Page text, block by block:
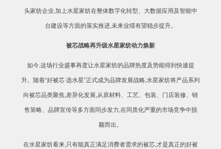
头家纺企业,加上水星家纺在整体数字化转型、大数据应用及智能中
台建设等方面的落实推进,未来业绩有望稳步提升。
被芯战略再升级水星家纺动力焕新
如今,这场行业盛事再度让水星家纺的品牌热度及势能得到快速提
升。随着“好被芯·选水星”正式成为品牌发展战略,水星家纺将产品系列
向被芯品类聚焦,差异化发展,从原材料、工艺、包装、门店装修、销
售策略、品牌宣传等多方面同步发力,在同质化严重的市场竞争中脱
颖而出。
在水星家纺看来,只有能真正满足消费者需求的被芯,才是真正的好被